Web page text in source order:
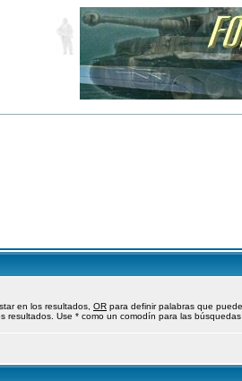
en los resultados, OR para definir palabras que
resultados. Use * como un comodín para las